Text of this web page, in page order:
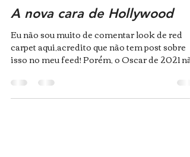
A nova cara de Hollywood
Eu não sou muito de comentar look de red
carpet aqui,acredito que não tem post sobre
isso no meu feed! Porém, o Oscar de 2021 não